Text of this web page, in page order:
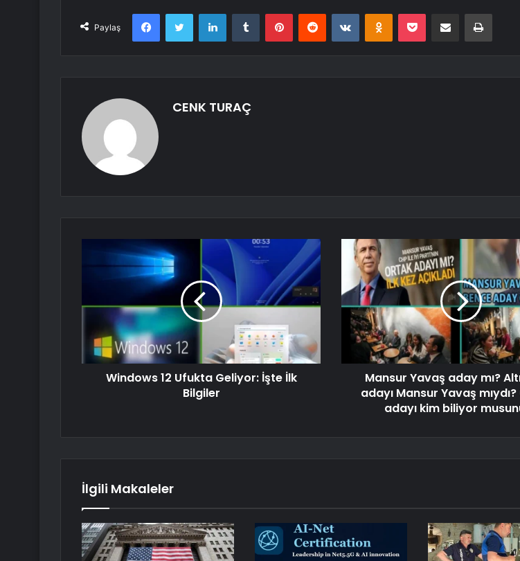
Paylaş
FacebookTwitter LinkedInTumblr PinterestReddit VKontakteOdnoklassniki
Pocket E-Posta ile paylaş Yazdır
CENK TURAÇ
Windows 12 Ufukta Geliyor: İşte İlk
Bilgiler
Mansur Yavaş aday mı?
adayı Mansur Yavaş
adayı kim biliyor
İlgili Makaleler